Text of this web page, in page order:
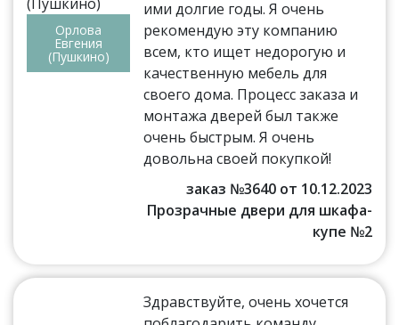
Орлова
Евгения
(Пушкино)
ими долгие годы. Я очень
рекомендую эту компанию
всем, кто ищет недорогую и
качественную мебель для
своего дома. Процесс заказа и
монтажа дверей был также
очень быстрым. Я очень
довольна своей покупкой!
заказ №3640 от 10.12.2023
Прозрачные двери для шкафа-
купе №2
Здравствуйте, очень хочется